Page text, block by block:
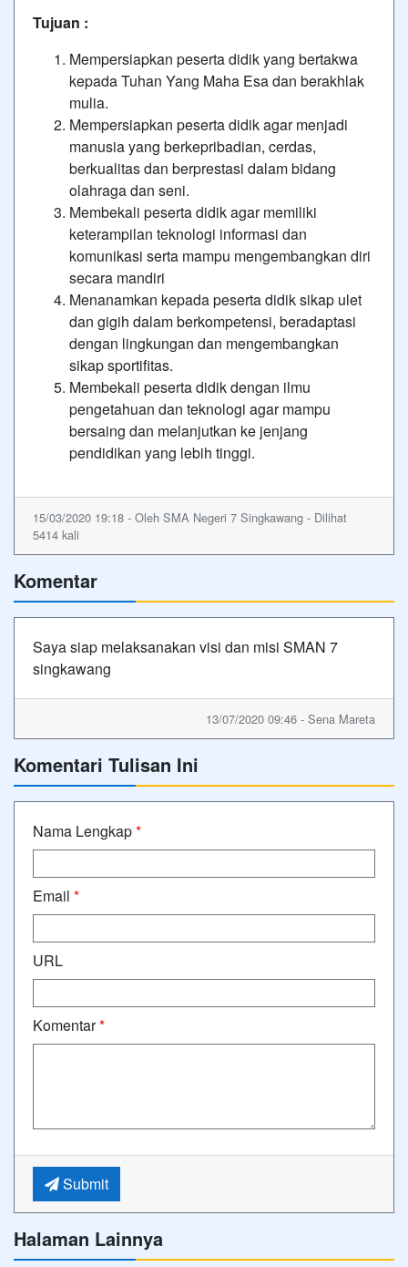
Tujuan :
Mempersiapkan peserta didik yang bertakwa
kepada Tuhan Yang Maha Esa dan berakhlak
mulia.
Mempersiapkan peserta didik agar menjadi
manusia yang berkepribadian, cerdas,
berkualitas dan berprestasi dalam bidang
olahraga dan seni.
Membekali peserta didik agar memiliki
keterampilan teknologi informasi dan
komunikasi serta mampu mengembangkan diri
secara mandiri
Menanamkan kepada peserta didik sikap ulet
dan gigih dalam berkompetensi, beradaptasi
dengan lingkungan dan mengembangkan
sikap sportifitas.
Membekali peserta didik dengan ilmu
pengetahuan dan teknologi agar mampu
bersaing dan melanjutkan ke jenjang
pendidikan yang lebih tinggi.
15/03/2020 19:18 - Oleh SMA Negeri 7 Singkawang - Dilihat
5414 kali
Komentar
Saya siap melaksanakan visi dan misi SMAN 7
singkawang
13/07/2020 09:46 - Sena Mareta
Komentari Tulisan Ini
Nama Lengkap*
Email *
URL
Komentar*
Submit
Halaman Lainnya